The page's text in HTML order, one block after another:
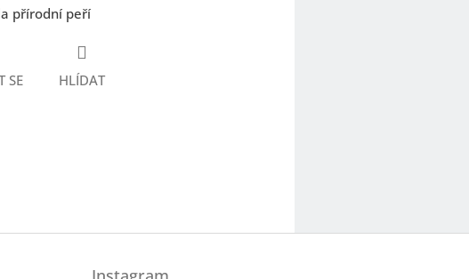
přírodní peří
SE HLÍDAT